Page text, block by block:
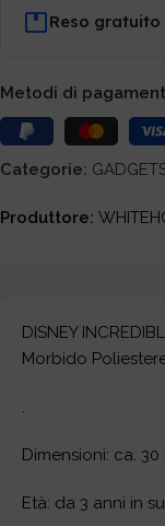
Reso gratuito
Metodi di
Categorie:
Produttore:
DISNEY
Morbido
.
Dimensioni: ca.
Età: da 3 anni in